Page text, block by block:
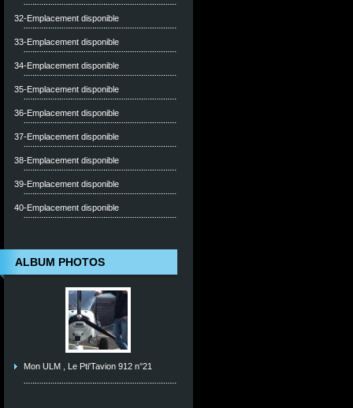
32-Emplacement disponible
33-Emplacement disponible
34-Emplacement disponible
35-Emplacement disponible
36-Emplacement disponible
37-Emplacement disponible
38-Emplacement disponible
39-Emplacement disponible
40-Emplacement disponible
ALBUM PHOTOS
Mon ULM , Le Pti'Tavion 912 n°21